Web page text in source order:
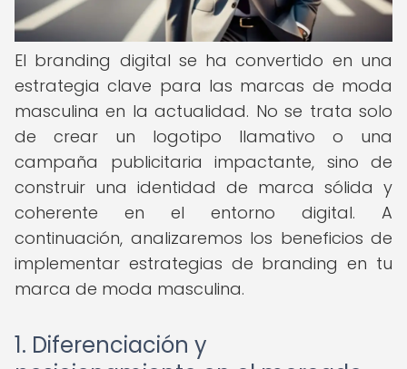
El branding digital se ha convertido en una
estrategia clave para las marcas de moda
masculina en la actualidad. No se trata solo
de crear un logotipo llamativo o una
campaña publicitaria impactante, sino de
construir una identidad de marca sólida y
coherente en el entorno digital. A
continuación, analizaremos los beneficios de
implementar estrategias de branding en tu
marca de moda masculina.
1. Diferenciación y